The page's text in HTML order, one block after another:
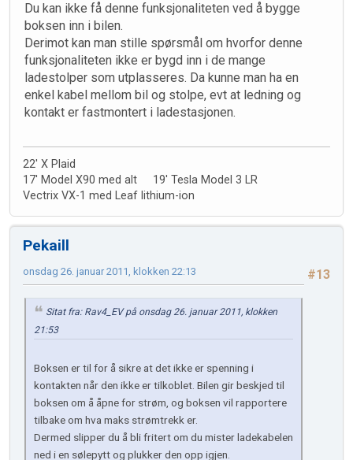
Du kan ikke få denne funksjonaliteten ved å bygge
boksen inn i bilen.
Derimot kan man stille spørsmål om hvorfor denne
funksjonaliteten ikke er bygd inn i de mange
ladestolper som utplasseres. Da kunne man ha en
enkel kabel mellom bil og stolpe, evt at ledning og
kontakt er fastmontert i ladestasjonen.
22' X Plaid
17' Model X90 med alt 19' Tesla Model 3 LR
Vectrix VX-1 med Leaf lithium-ion
Pekaill
#13
onsdag 26. januar 2011, klokken 22:13
Sitat fra: Rav4_EV på onsdag 26. januar 2011, klokken
21:53
Boksen er til for å sikre at det ikke er spenning i
kontakten når den ikke er tilkoblet. Bilen gir beskjed til
boksen om å åpne for strøm, og boksen vil rapportere
tilbake om hva maks strømtrekk er.
Dermed slipper du å bli fritert om du mister ladekabelen
ned i en sølepytt og plukker den opp igjen.